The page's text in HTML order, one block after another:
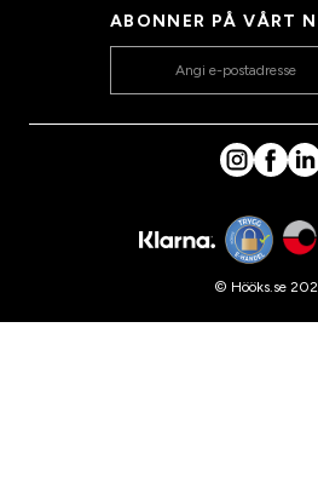
ABONNER PÅ VÅRT
© Hööks.se